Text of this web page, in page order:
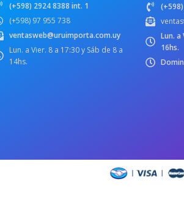
(+598) 2924 8388 int. 1
(+598) 97 955 738
ventasweb@uruimporta.com.uy
Lun. a Vier. 8 a 17:30 y Sáb de 8 a
14hs.
Lun. a
16hs.